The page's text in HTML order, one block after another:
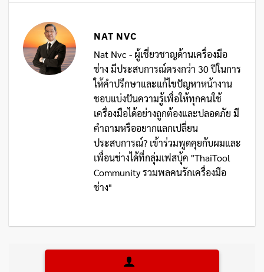
NAT NVC
Nat Nvc - ผู้เชี่ยวชาญด้านเครื่องมือ
ช่าง มีประสบการณ์ตรงกว่า 30 ปีในการ
ให้คำปรึกษาและแก้ไขปัญหาหน้างาน
ชอบแบ่งปันความรู้เพื่อให้ทุกคนใช้
เครื่องมือได้อย่างถูกต้องและปลอดภัย มี
คำถามหรืออยากแลกเปลี่ยน
ประสบการณ์? เข้าร่วมพูดคุยกับผมและ
เพื่อนช่างได้ที่กลุ่มเฟสบุ้ค "ThaiTool
Community รวมพลคนรักเครื่องมือ
ช่าง"